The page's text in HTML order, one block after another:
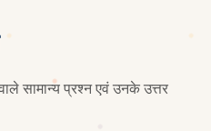
सामान्य प्रश्न एवं उनके उत्तर